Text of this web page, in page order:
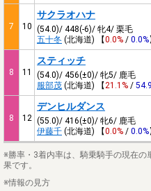
7 10
サクラオハナ
(54.0)/ 448(-6)/ 牝4/ 栗毛
五十冬 (北海道) 【0.0% / 0.0%
8 11
スティッチ
(54.0)/ 456(±0)/ 牝5/ 鹿毛
服部茂 (北海道) 【21.1% /
8 12
デンヒルダンス
(55.0)/ 416(±0)/ 牝6/ 鹿毛
伊藤千 (北海道) 【0.0% / 0.0%
※勝率・3着内率は、騎乗騎手の現在
果です。
※情報の見方